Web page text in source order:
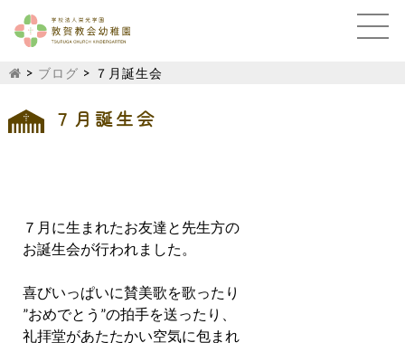
> ブログ > ７月誕生会
７月誕生会
７月に生まれたお友達と先生方の
お誕生会が行われました。
喜びいっぱいに賛美歌を歌ったり
”おめでとう”の拍手を送ったり、
礼拝堂があたたかい空気に包まれ